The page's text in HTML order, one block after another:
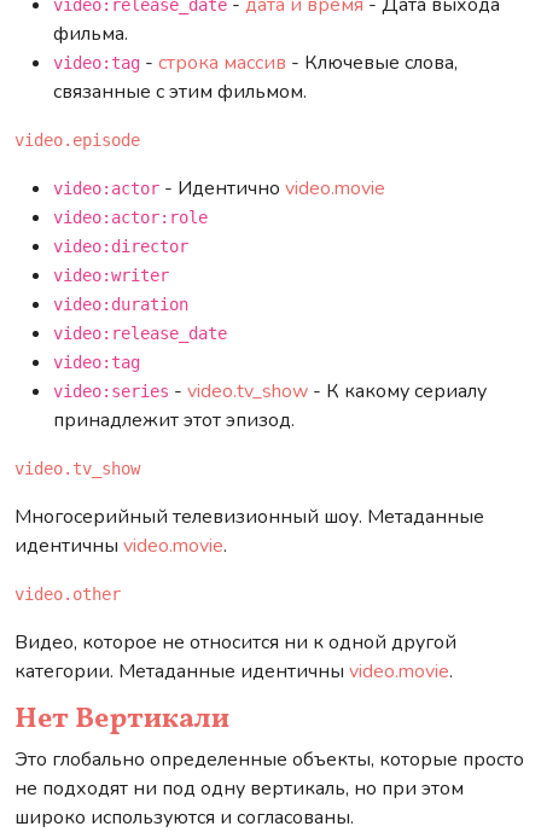
video:release_date
фильма.
video:tag - строка массив - Ключевые слова,
связанные с этим фильмом.
video.episode
video:actor - Идентично video.movie
video:actor:role
video:director
video:writer
video:duration
video:release_date
video:tag
video:series - video.tv_show - К какому сериалу
принадлежит этот эпизод.
video.tv_show
Многосерийный телевизионный шоу. Метаданные
идентичны video.movie.
video.other
Видео, которое не относится ни к одной другой
категории. Метаданные идентичны video.movie.
Нет Вертикали
Это глобально определенные объекты, которые просто
не подходят ни под одну вертикаль, но при этом
широко используются и согласованы.